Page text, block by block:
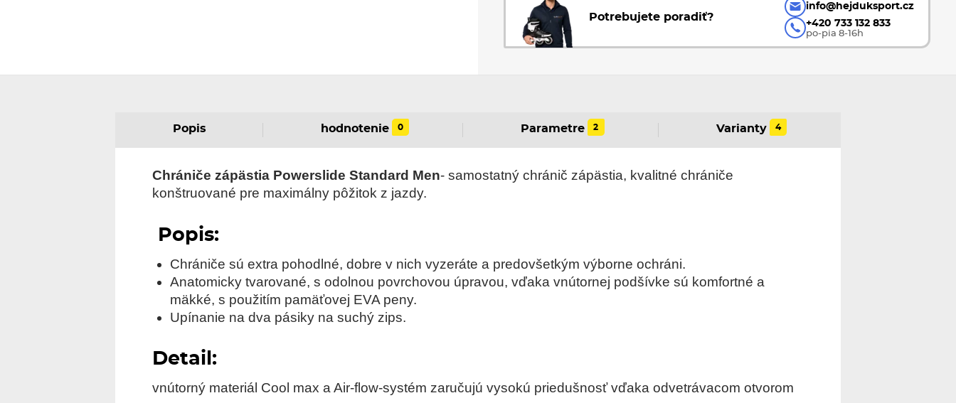
Potrebujete poradiť?
info@hejduksport.cz
+420 733 132 833
po-pia 8-16h
Popis hodnotenie 0 Parametre 2 Varianty 4
Chrániče zápästia Powerslide Standard Men- samostatný chránič zápästia, kvalitné chrániče
konštruované pre maximálny pôžitok z jazdy.
Popis:
Chrániče sú extra pohodlné, dobre v nich vyzeráte a predovšetkým výborne ochráni.
Anatomicky tvarované, s odolnou povrchovou úpravou, vďaka vnútornej podšívke sú komfortné a
mäkké, s použitím pamäťovej EVA peny.
Upínanie na dva pásiky na suchý zips.
Detail:
vnútorný materiál Cool max a Air-flow-systém zaručujú vysokú priedušnosť vďaka odvetrávacom otvorom